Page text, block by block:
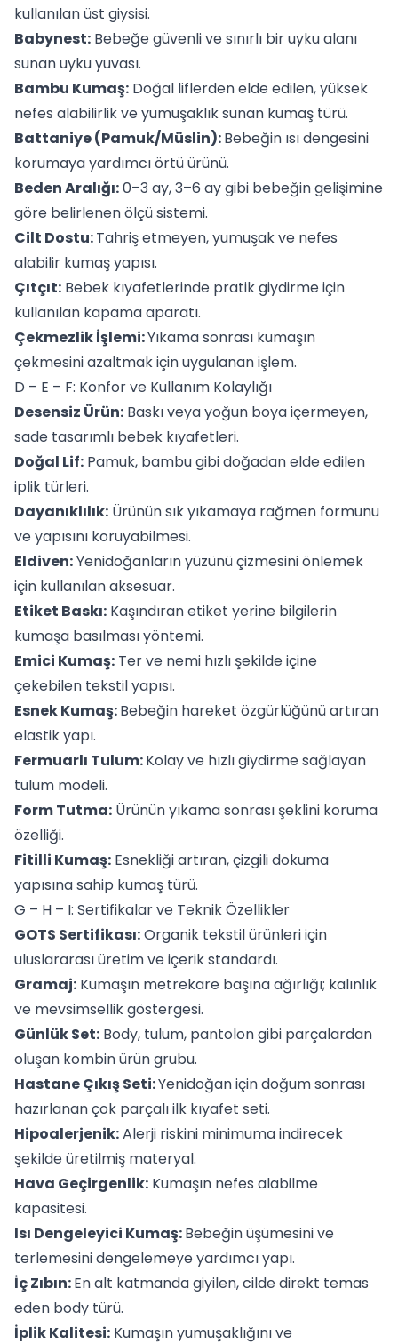
kullanılan üst giysisi.
Babynest: Bebeğe güvenli ve sınırlı bir uyku alanı
sunan uyku yuvası.
Bambu Kumaş: Doğal liflerden elde edilen, yüksek
nefes alabilirlik ve yumuşaklık sunan kumaş türü.
Battaniye (Pamuk/Müslin):Bebeğin ısı dengesini
korumaya yardımcı örtü ürünü.
Beden Aralığı:0–3 ay, 3–6 ay gibi bebeğin gelişimine
göre belirlenen ölçü sistemi.
Cilt Dostu:Tahriş etmeyen, yumuşak ve nefes
alabilir kumaş yapısı.
Çıtçıt: Bebek kıyafetlerinde pratik giydirme için
kullanılan kapama aparatı.
Çekmezlik İşlemi:Yıkama sonrası kumaşın
çekmesini azaltmak için uygulanan işlem.
D – E – F: Konfor ve Kullanım Kolaylığı
Desensiz Ürün: Baskı veya yoğun boya içermeyen,
sade tasarımlı bebek kıyafetleri.
Doğal Lif: Pamuk, bambu gibi doğadan elde edilen
iplik türleri.
Dayanıklılık: Ürünün sık yıkamaya rağmen formunu
ve yapısını koruyabilmesi.
Eldiven:Yenidoğanların yüzünü çizmesini önlemek
için kullanılan aksesuar.
Etiket Baskı: Kaşındıran etiket yerine bilgilerin
kumaşa basılması yöntemi.
Emici Kumaş: Ter ve nemi hızlı şekilde içine
çekebilen tekstil yapısı.
Esnek Kumaş:Bebeğin hareket özgürlüğünü artıran
elastik yapı.
Fermuarlı Tulum:Kolay ve hızlı giydirme sağlayan
tulum modeli.
Form Tutma: Ürünün yıkama sonrası şeklini koruma
özelliği.
Fitilli Kumaş: Esnekliği artıran, çizgili dokuma
yapısına sahip kumaş türü.
G – H – I: Sertifikalar ve Teknik Özellikler
GOTS Sertifikası:Organik tekstil ürünleri için
uluslararası üretim ve içerik standardı.
Gramaj: Kumaşın metrekare başına ağırlığı; kalınlık
ve mevsimsellik göstergesi.
Günlük Set: Body, tulum, pantolon gibi parçalardan
oluşan kombin ürün grubu.
Hastane Çıkış Seti:Yenidoğan için doğum sonrası
hazırlanan çok parçalı ilk kıyafet seti.
Hipoalerjenik:Alerji riskini minimuma indirecek
şekilde üretilmiş materyal.
Hava Geçirgenlik: Kumaşın nefes alabilme
kapasitesi.
Isı Dengeleyici Kumaş:Bebeğin üşümesini ve
terlemesini dengelemeye yardımcı yapı.
İç Zıbın:En alt katmanda giyilen, cilde direkt temas
eden body türü.
İplik Kalitesi: Kumaşın yumuşaklığını ve